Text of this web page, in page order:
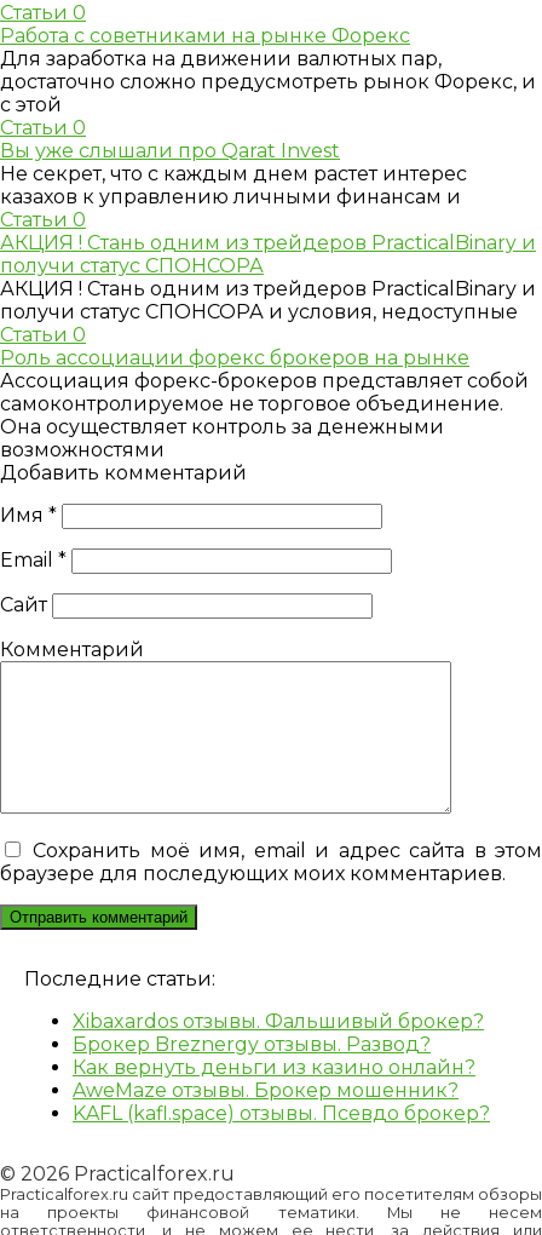
Статьи 0
Работа с советниками на рынке Форекс
Для заработка на движении валютных пар,
достаточно сложно предусмотреть рынок Форекс, и
с этой
Статьи 0
Вы уже слышали про Qarat Invest
Не секрет, что с каждым днем растет интерес
казахов к управлению личными финансам и
Статьи 0
АКЦИЯ ! Стань одним из трейдеров PracticalBinary и
получи статус СПОНСОРА
АКЦИЯ ! Стань одним из трейдеров PracticalBinary и
получи статус СПОНСОРА и условия, недоступные
Статьи 0
Роль ассоциации форекс брокеров на рынке
Ассоциация форекс-брокеров представляет собой
самоконтролируемое не торговое объединение.
Она осуществляет контроль за денежными
возможностями
Добавить комментарий
Имя *
Email *
Сайт
Комментарий
Сохранить моё имя, email и адрес сайта в этом
браузере для последующих моих комментариев.
Последние статьи:
Xibaxardos отзывы. Фальшивый брокер?
Брокер Breznergy отзывы. Развод?
Как вернуть деньги из казино онлайн?
AweMaze отзывы. Брокер мошенник?
KAFL (kafl.space) отзывы. Псевдо брокер?
© 2026 Practicalforex.ru
Practicalforex.ru сайт предоставляющий его посетителям обзоры
на проекты финансовой тематики. Мы не несем
ответственности, и не можем ее нести, за действия или